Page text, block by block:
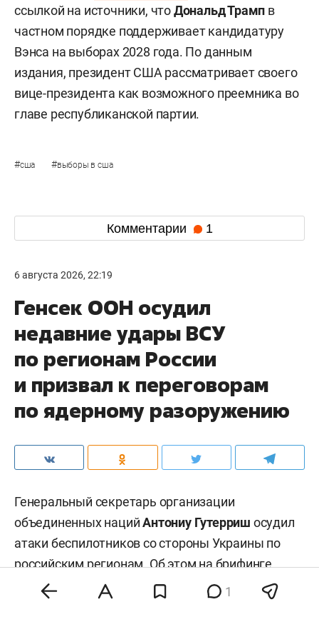
ссылкой на источники, чтоДональд Трамп в
частном порядке поддерживает кандидатуру
Вэнса на выборах 2028 года. По данным
издания, президент США рассматривает своего
вице-президента как возможного преемника во
главе республиканской партии.
#сша #выборы в сша
Комментарии 1
6 августа 2026, 22:19
Генсек ООН осудил
недавние удары ВСУ
по регионам России
и призвал к переговорам
по ядерному разоружению
Генеральный секретарь организации
объединенных нацийАнтониу Гутерриш осудил
атаки беспилотников со стороны Украины по
российским регионам. Об этом на брифинге
заявил заместитель официального 1